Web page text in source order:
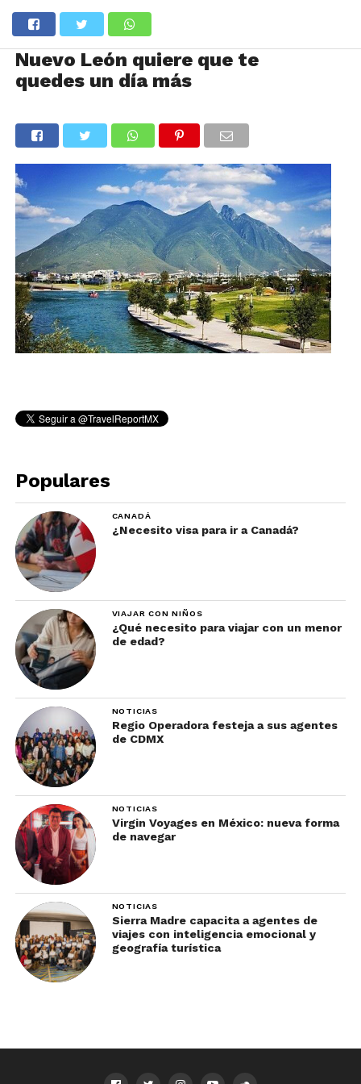
Nuevo León quiere que te
quedes un día más
Populares
CANADÁ
¿Necesito visa para ir a Canadá?
VIAJAR CON NIÑOS
¿Qué necesito para viajar con un menor
de edad?
NOTICIAS
Regio Operadora festeja a sus agentes
de CDMX
NOTICIAS
Virgin Voyages en México: nueva forma
de navegar
NOTICIAS
Sierra Madre capacita a agentes de
viajes con inteligencia emocional y
geografía turística